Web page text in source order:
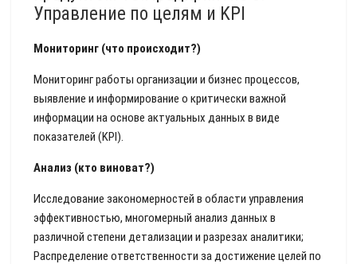
Управление по целям и KPI
Мониторинг (что происходит?)
Мониторинг работы организации и бизнес процессов,
выявление и информирование о критически важной
информации на основе актуальных данных в виде
показателей (KPI).
Анализ (кто виноват?)
Исследование закономерностей в области управления
эффективностью, многомерный анализ данных в
различной степени детализации и разрезах аналитики;
Распределение ответственности за достижение целей по